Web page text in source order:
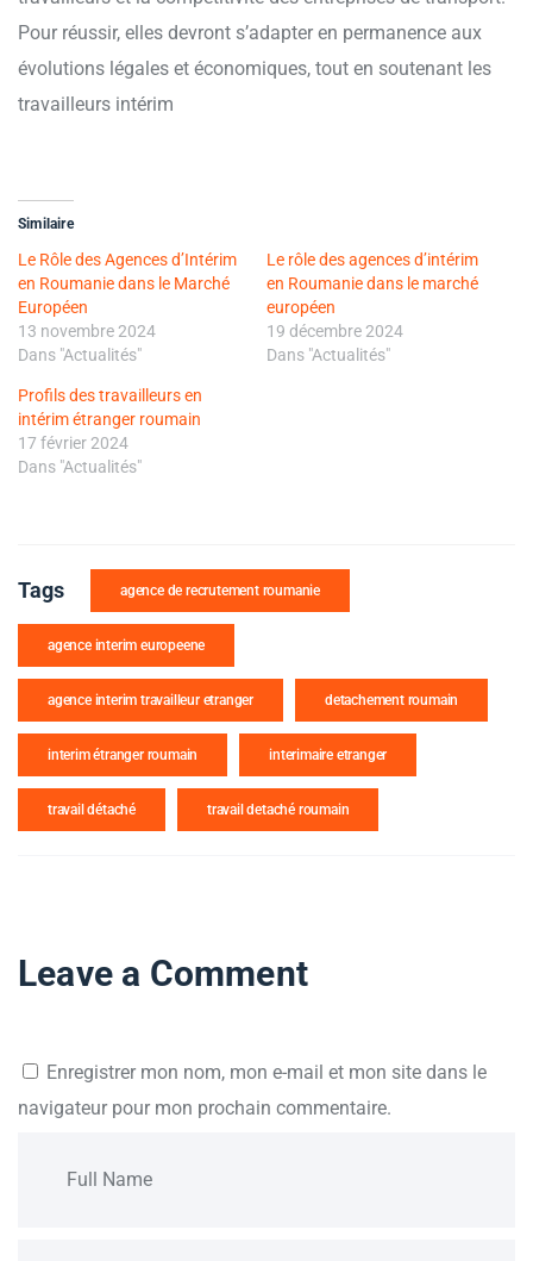
Pour réussir, elles devront s’adapter en permanence aux
évolutions légales et économiques, tout en soutenant les
travailleurs intérim
Similaire
Le Rôle des Agences d’Intérim
en Roumanie dans le Marché
Européen
13 novembre 2024
Dans "Actualités"
Le rôle des agences d’intérim
en Roumanie dans le marché
européen
19 décembre 2024
Dans "Actualités"
Profils des travailleurs en
intérim étranger roumain
17 février 2024
Dans "Actualités"
Tags agence de recrutement roumanie
agence interim europeene
agence interim travailleur etranger detachement roumain
interim étranger roumain interimaire etranger
travail détaché travail detaché roumain
Leave a Comment
Enregistrer mon nom, mon e-mail et mon site dans le
navigateur pour mon prochain commentaire.